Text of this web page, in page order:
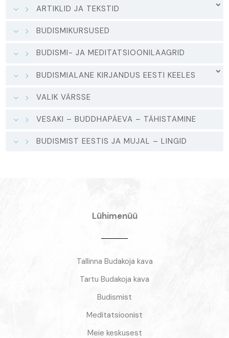
ARTIKLID JA TEKSTID
BUDISMIKURSUSED
BUDISMI- JA MEDITATSIOONILAAGRID
BUDISMIALANE KIRJANDUS EESTI KEELES
VALIK VÄRSSE
VESAKI – BUDDHAPÄEVA – TÄHISTAMINE
BUDISMIST EESTIS JA MUJAL – LINGID
Lühimenüü
Tallinna Budakoja kava
Tartu Budakoja kava
Budismist
Meditatsioonist
Meie keskusest